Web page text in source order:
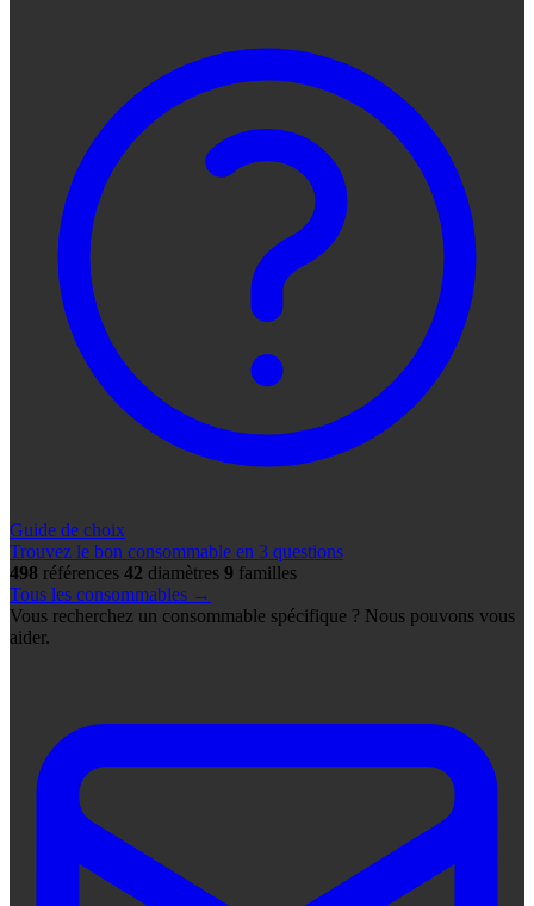
Guide de choix
Trouvez le bon consommable en 3 questions
498 références 42 diamètres 9 familles
Tous les consommables →
Vous recherchez un consommable spécifique ? Nous pouvons vous
aider.